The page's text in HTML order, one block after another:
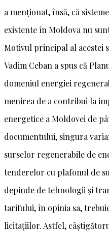
a menționat, însă, că
existente în Moldova nu
Motivul principal al acestei
Vadim Ceban a spus că
domeniul energiei
menirea de a contribui la
energetice a Moldovei de
documentului, singura
surselor regenerabile de
tenderelor cu plafonul de
depinde de tehnologii și
tarifului, în opinia sa,
licitațiilor. Astfel,